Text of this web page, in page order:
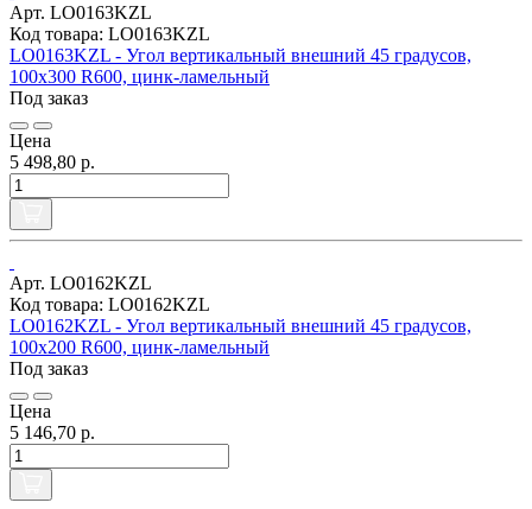
Арт. LO0163KZL
Код товара: LO0163KZL
LO0163KZL - Угол вертикальный внешний 45 градусов,
100х300 R600, цинк-ламельный
Под заказ
Цена
5 498,80 р.
Арт. LO0162KZL
Код товара: LO0162KZL
LO0162KZL - Угол вертикальный внешний 45 градусов,
100х200 R600, цинк-ламельный
Под заказ
Цена
5 146,70 р.